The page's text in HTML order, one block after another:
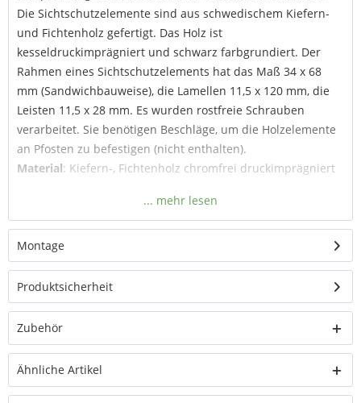
Die Sichtschutzelemente sind aus schwedischem Kiefern-
und Fichtenholz gefertigt. Das Holz ist
kesseldruckimprägniert und schwarz farbgrundiert. Der
Rahmen eines Sichtschutzelements hat das Maß 34 x 68
mm (Sandwichbauweise), die Lamellen 11,5 x 120 mm, die
Leisten 11,5 x 28 mm. Es wurden rostfreie Schrauben
verarbeitet. Sie benötigen Beschläge, um die Holzelemente
an Pfosten zu befestigen (nicht enthalten).
Material: Kiefern-, Fichtenholz chromfrei druckimprägniert
hochwertige Sichtschutzelemente
in 2 Breiten und 3 Höhen erhältlich
abgeschrägte Elemente in 2 Höhen, beidseitig
verwendbar
Schwarz (ähnlich RAL 9005)
NEU: Passende Türen in verschiedenen Höhen (s.
Zubehör)
Montage
Produktsicherheit
Zubehör
Ähnliche Artikel